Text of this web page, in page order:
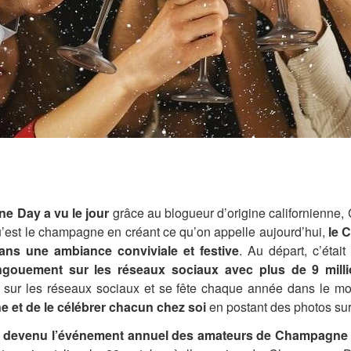
Day a vu le jour grâceau blogueur d’origine californienne,
le champagne en créant ce qu’on appelle aujourd’hui, le
une ambiance conviviale et festive. Au départ,
sur les réseaux sociaux avec plus de 9
les réseaux sociaux et se fête chaque année dans le
et de le célébrer chacun chez soien postant des photos
l’événement annuel des amateurs de